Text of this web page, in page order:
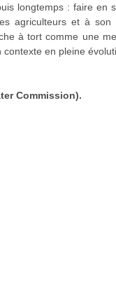
longtemps : faire en
agriculteurs et à son
à tort comme une
en pleine
Commission).